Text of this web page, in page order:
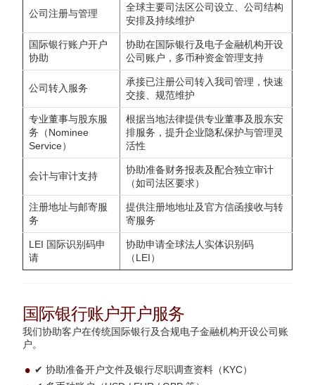
公司注册与管理
全球主要司法区公司设立、公司结构
安排及持续维护
国际银行账户开户
协助
协助在国际银行及电子金融机构开设
公司账户，多币种资金管理支持
公司转入服务
承接已注册公司转入我司管理，快速
交接、规范维护
专业董事与股东服
务（Nominee
Service）
根据当地法律提供专业董事及股东安
排服务，提升企业隐私保护与管理灵
活性
会计与审计支持
协助准备财务报表及配合独立审计
（如司法区要求）
注册地址与邮寄服
务
提供注册地地址及官方信函接收与转
寄服务
LEI 国际识别码申
请
协助申请全球法人实体识别码
（LEI）
国际银行账户开户服务
我们协助客户在传统国际银行及合规电子金融机构开设公司账
户。
✔ 协助准备开户文件及银行尽职调查资料（KYC）